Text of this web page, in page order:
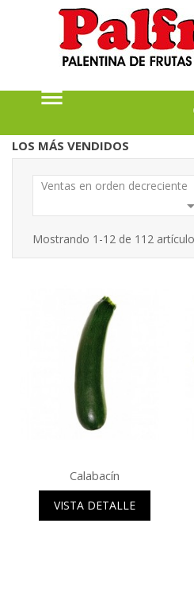

LOS MÁS VENDIDOS
Ventas en orden decreciente

Mostrando 1-12 de 112
Calabacín
VISTA DETALLE